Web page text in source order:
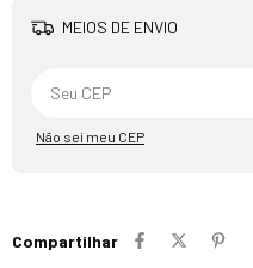
MEIOS DE ENVIO
Não sei meu CEP
Compartilhar